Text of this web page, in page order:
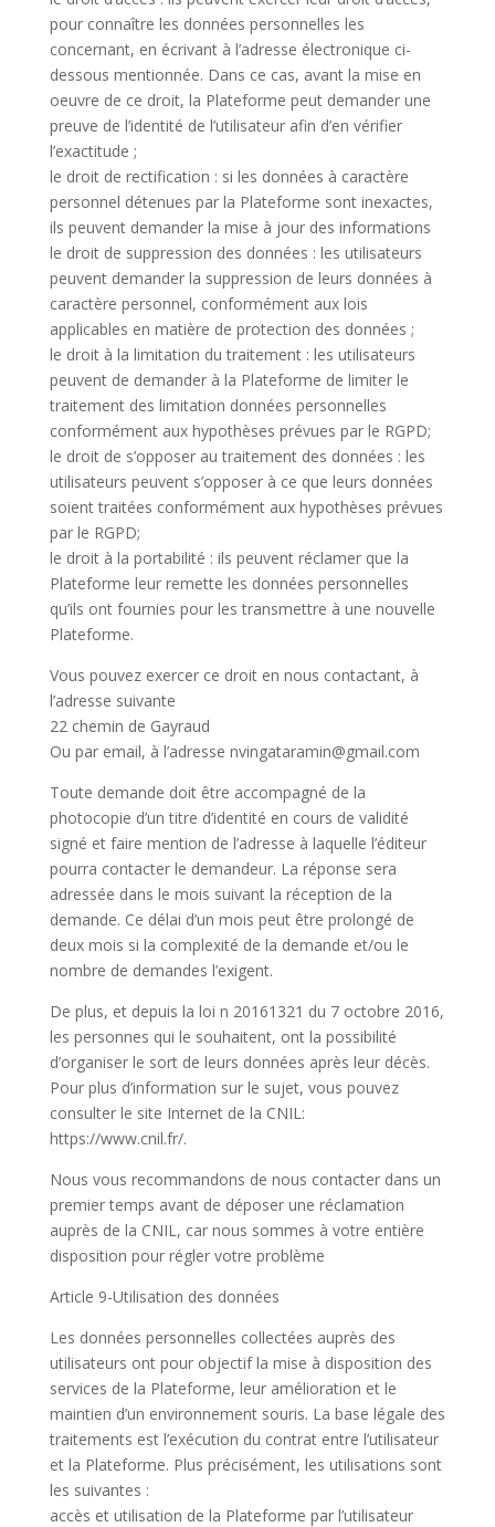
pour connaître les données personnelles les
concernant, en écrivant à l’adresse électronique ci-
dessous mentionnée. Dans ce cas, avant la mise en
oeuvre de ce droit, la Plateforme peut demander une
preuve de l’identité de l’utilisateur afin d’en vérifier
l’exactitude ;
le droit de rectification : si les données à caractère
personnel détenues par la Plateforme sont inexactes,
ils peuvent demander la mise à jour des informations
le droit de suppression des données : les utilisateurs
peuvent demander la suppression de leurs données à
caractère personnel, conformément aux lois
applicables en matière de protection des données ;
le droit à la limitation du traitement : les utilisateurs
peuvent de demander à la Plateforme de limiter le
traitement des limitation données personnelles
conformément aux hypothèses prévues par le RGPD;
le droit de s’opposer au traitement des données : les
utilisateurs peuvent s’opposer à ce que leurs données
soient traitées conformément aux hypothèses prévues
par le RGPD;
le droit à la portabilité : ils peuvent réclamer que la
Plateforme leur remette les données personnelles
qu’ils ont fournies pour les transmettre à une nouvelle
Plateforme.
Vous pouvez exercer ce droit en nous contactant, à
l’adresse suivante
22 chemin de Gayraud
Ou par email, à l’adresse nvingataramin@gmail.com
Toute demande doit être accompagné de la
photocopie d’un titre d’identité en cours de validité
signé et faire mention de l’adresse à laquelle l’éditeur
pourra contacter le demandeur. La réponse sera
adressée dans le mois suivant la réception de la
demande. Ce délai d’un mois peut être prolongé de
deux mois si la complexité de la demande et/ou le
nombre de demandes l’exigent.
De plus, et depuis la loi n 20161321 du 7 octobre 2016,
les personnes qui le souhaitent, ont la possibilité
d’organiser le sort de leurs données après leur décès.
Pour plus d’information sur le sujet, vous pouvez
consulter le site Internet de la CNIL:
https://www.cnil.fr/.
Nous vous recommandons de nous contacter dans un
premier temps avant de déposer une réclamation
auprès de la CNIL, car nous sommes à votre entière
disposition pour régler votre problème
Article 9-Utilisation des données
Les données personnelles collectées auprès des
utilisateurs ont pour objectif la mise à disposition des
services de la Plateforme, leur amélioration et le
maintien d’un environnement souris. La base légale des
traitements est l’exécution du contrat entre l’utilisateur
et la Plateforme. Plus précisément, les utilisations sont
les suivantes :
accès et utilisation de la Plateforme par l’utilisateur